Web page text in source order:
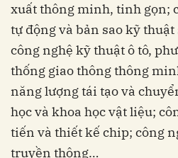
xuất thông minh, tinh gọn;
tự động và bản sao kỹ
công nghệ kỹ thuật ô tô,
thống giao thông thông
năng lượng tái tạo và
học và khoa học vật liệu;
tiến và thiết kế chip; công
truyền thông…